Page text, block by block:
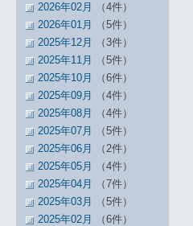
2026年02月
（4件）
2026年01月
（5件）
2025年12月
（3件）
2025年11月
（5件）
2025年10月
（6件）
2025年09月
（4件）
2025年08月
（4件）
2025年07月
（5件）
2025年06月
（2件）
2025年05月
（4件）
2025年04月
（7件）
2025年03月
（5件）
2025年02月
（6件）